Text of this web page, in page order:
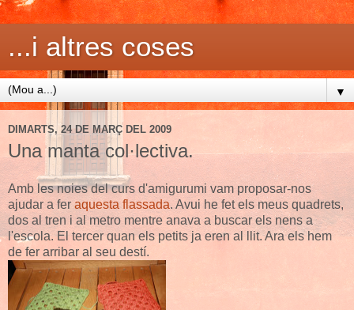
...i altres coses
▼
DIMARTS, 24 DE MARÇ DEL 2009
Una manta col·lectiva.
Amb les noies del curs d'amigurumi vam proposar-nos
ajudar a fer aquesta flassada. Avui he fet els meus quadrets,
dos al tren i al metro mentre anava a buscar els nens a
l'escola. El tercer quan els petits ja eren al llit. Ara els hem
de fer arribar al seu destí.